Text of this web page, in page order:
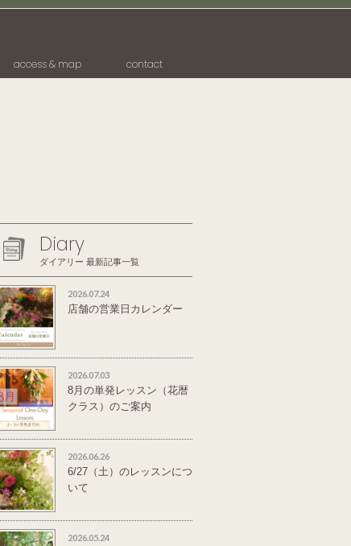
access & map contact
Diary
ダイアリー 最新記事一覧
2026.07.24
店舗の営業日カレンダー
2026.07.03
8月の単発レッスン（花暦
クラス）のご案内
2026.06.26
6/27（土）のレッスンにつ
いて
2026.05.24